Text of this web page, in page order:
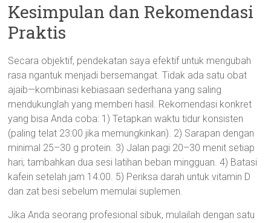
Kesimpulan dan Rekomendasi
Praktis
Secara objektif, pendekatan saya efektif untuk mengubah
rasa ngantuk menjadi bersemangat. Tidak ada satu obat
ajaib—kombinasi kebiasaan sederhana yang saling
mendukunglah yang memberi hasil. Rekomendasi konkret
yang bisa Anda coba: 1) Tetapkan waktu tidur konsisten
(paling telat 23:00 jika memungkinkan). 2) Sarapan dengan
minimal 25–30 g protein. 3) Jalan pagi 20–30 menit setiap
hari; tambahkan dua sesi latihan beban mingguan. 4) Batasi
kafein setelah jam 14:00. 5) Periksa darah untuk vitamin D
dan zat besi sebelum memulai suplemen.
Jika Anda seorang profesional sibuk, mulailah dengan satu